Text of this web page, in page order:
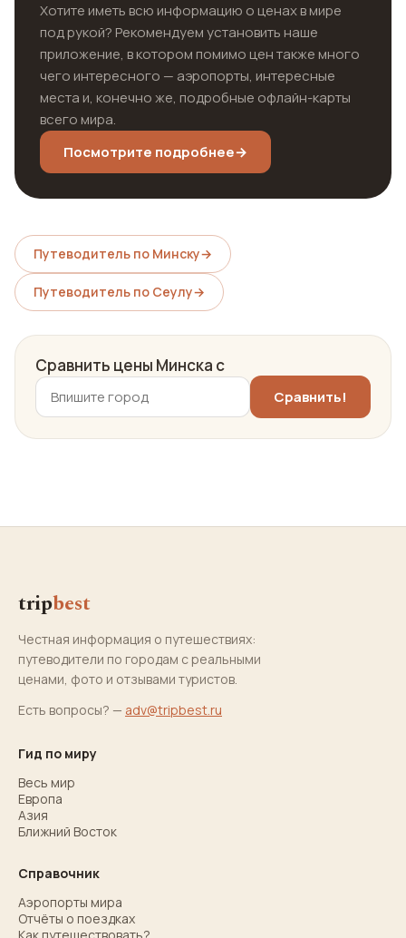
Хотите иметь всю информацию о ценах в мире
под рукой? Рекомендуем установить наше
приложение, в котором помимо цен также много
чего интересного — аэропорты, интересные
места и, конечно же, подробные офлайн-карты
всего мира.
Посмотрите подробнее→
Путеводитель по Минску→
Путеводитель по Сеулу→
Сравнить цены Минска с
tripbest
Честная информация о путешествиях:
путеводители по городам с реальными
ценами, фото и отзывами туристов.
Есть вопросы? — adv@tripbest.ru
Гид по миру
Весь мир
Европа
Азия
Ближний Восток
Справочник
Аэропорты мира
Отчёты о поездках
Как путешествовать?